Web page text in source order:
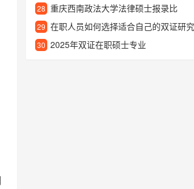
28 重庆西南政法大学法律硕士报录比
29 在职人员如何选择适合自己的双证研究生专业？这份指
30 2025年双证在职硕士专业